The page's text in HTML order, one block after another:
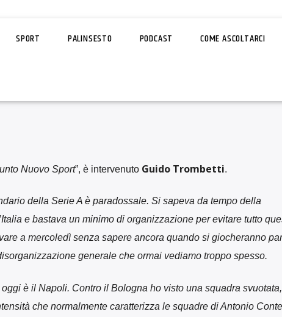
SPORT PALINSESTO PODCAST COME ASCOLTARCI
Nuovo Sport”, è intervenuto Guido Trombetti.
della Serie A è paradossale. Si sapeva da tempo della
e bastava un minimo di organizzazione per evitare tutto
a mercoledì senza sapere ancora quando si giocheranno
generale che ormai vediamo troppo spesso.
è il Napoli. Contro il Bologna ho visto una squadra svuotata,
che normalmente caratterizza le squadre di Antonio